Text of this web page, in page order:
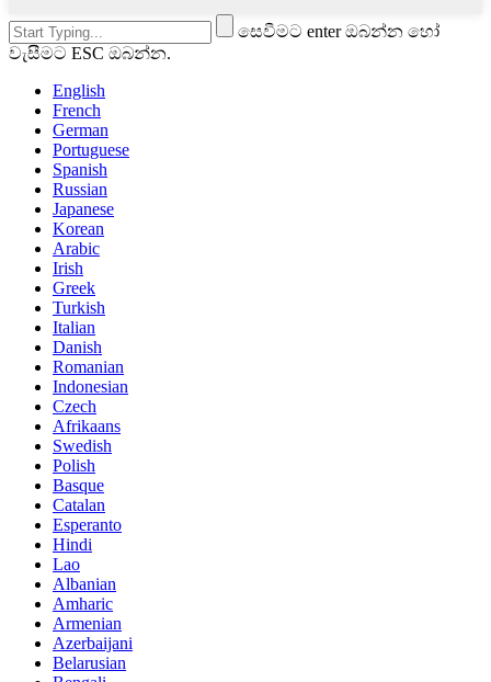
සෙවීමට enter ඔබන්න හෝ
වැසීමට ESC ඔබන්න.
English
French
German
Portuguese
Spanish
Russian
Japanese
Korean
Arabic
Irish
Greek
Turkish
Italian
Danish
Romanian
Indonesian
Czech
Afrikaans
Swedish
Polish
Basque
Catalan
Esperanto
Hindi
Lao
Albanian
Amharic
Armenian
Azerbaijani
Belarusian